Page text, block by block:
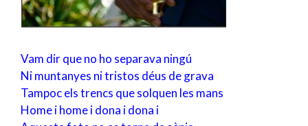
Vam dir que no ho separava ningú
Ni muntanyes ni tristos déus de grava
Tampoc els trencs que solquen les mans
Home i home i dona i dona i